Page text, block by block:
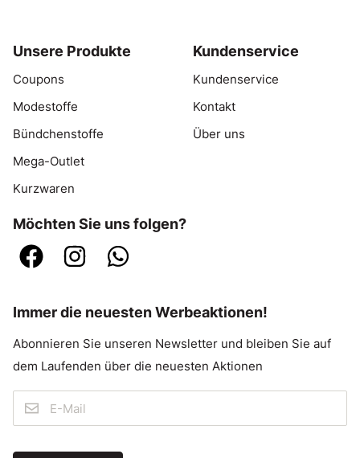
Unsere Produkte
Coupons
Modestoffe
Bündchenstoffe
Mega-Outlet
Kurzwaren
Kundenservice
Kundenservice
Kontakt
Über uns
Möchten Sie uns folgen?
Immer die neuesten Werbeaktionen!
Abonnieren Sie unseren Newsletter und bleiben Sie auf
dem Laufenden über die neuesten Aktionen